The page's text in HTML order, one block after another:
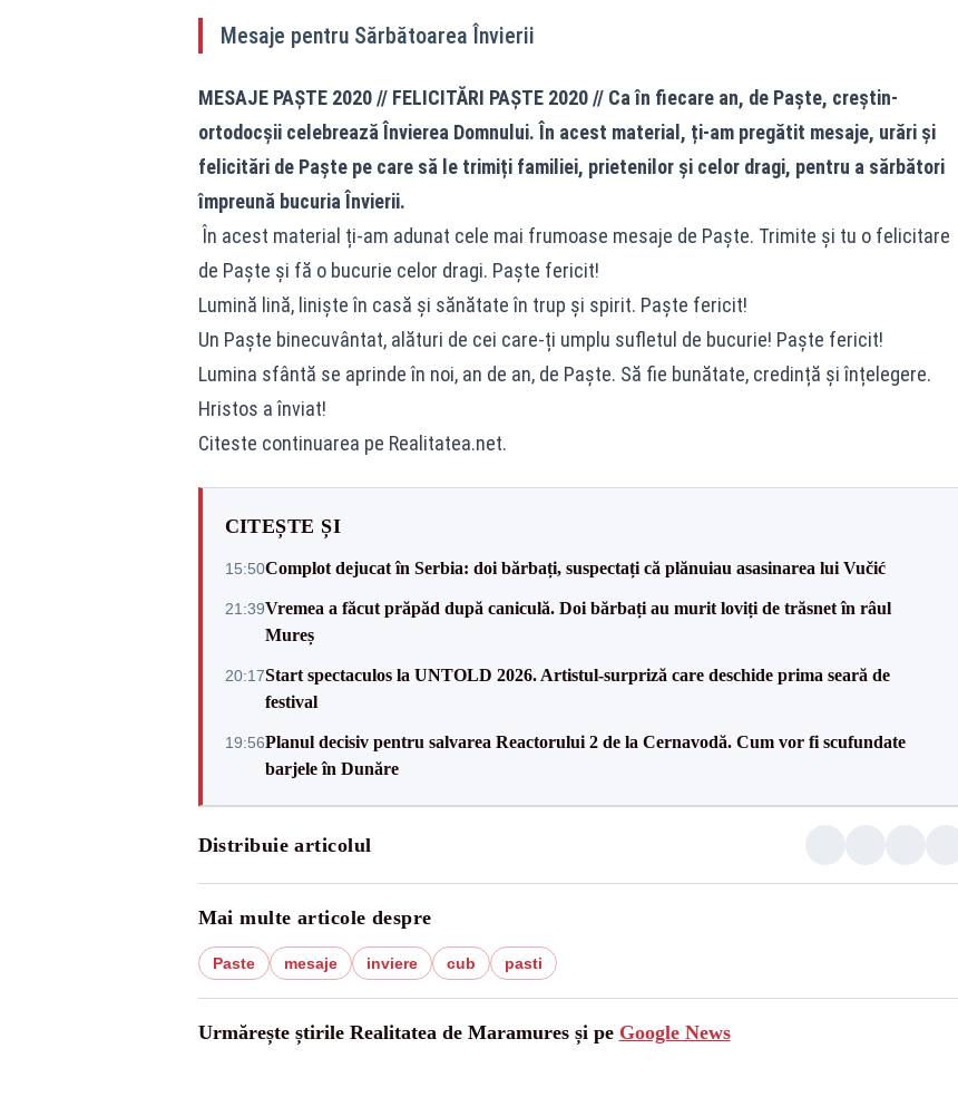
Mesaje pentru Sărbătoarea Învierii
MESAJE PAȘTE 2020 // FELICITĂRI PAȘTE 2020 // Ca în fiecare an, de Paște, creștin-
ortodocșii celebrează Învierea Domnului. În acest material, ți-am pregătit mesaje, urări și
felicitări de Paște pe care să le trimiți familiei, prietenilor și celor dragi, pentru a sărbători
împreună bucuria Învierii.
În acest material ți-am adunat cele mai frumoase mesaje de Paște. Trimite și tu o felicitare
de Paște și fă o bucurie celor dragi. Paște fericit!
Lumină lină, liniște în casă și sănătate în trup și spirit. Paște fericit!
Un Paște binecuvântat, alături de cei care-ți umplu sufletul de bucurie! Paște fericit!
Lumina sfântă se aprinde în noi, an de an, de Paște. Să fie bunătate, credință și înțelegere.
Hristos a înviat!
Citeste continuarea pe Realitatea.net.
CITEȘTE ȘI
15:50Complot dejucat în Serbia: doi bărbați, suspectați că plănuiau asasinarea lui Vučić
21:39Vremea a făcut prăpăd după caniculă. Doi bărbați au murit loviți de trăsnet în râul
Mureș
20:17Start spectaculos la UNTOLD 2026. Artistul-surpriză care deschide prima seară de
festival
19:56Planul decisiv pentru salvarea Reactorului 2 de la Cernavodă. Cum vor fi scufundate
barjele în Dunăre
Distribuie articolul
Mai multe articole despre
Paste mesaje inviere cub pasti
Urmărește știrile Realitatea de Maramures și pe Google News